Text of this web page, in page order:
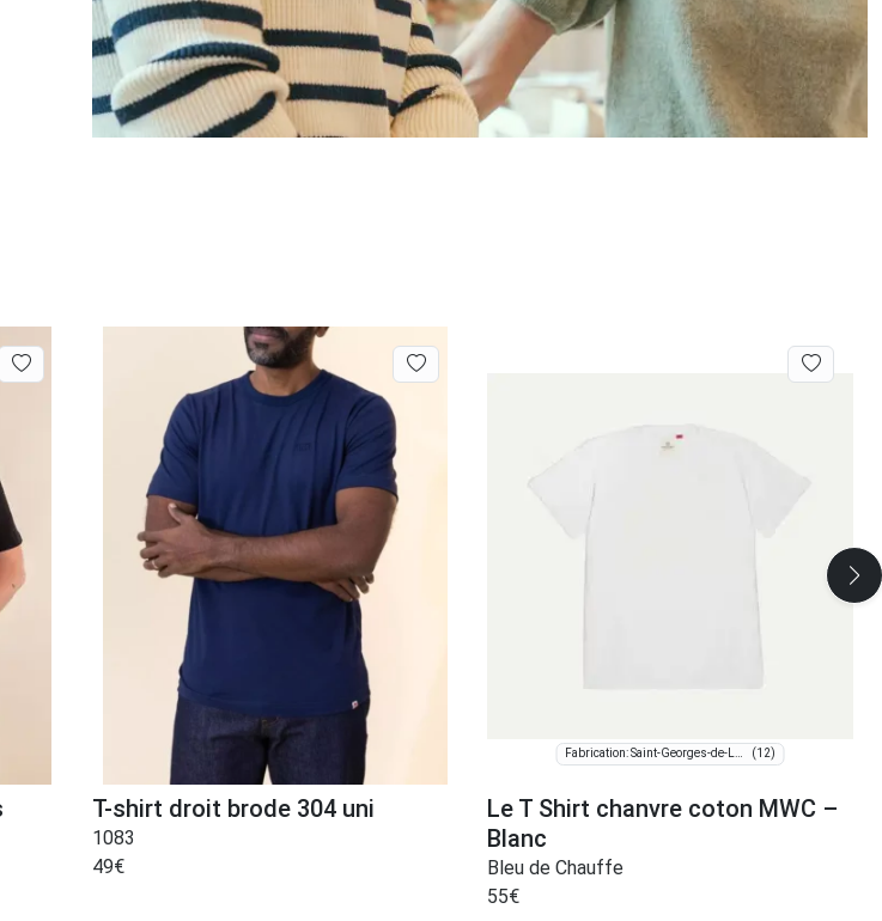
T-shirt droit brode 304 uni
1083
49€
Fabrication: Saint-Georges-de-Luzençon (12)
Le T Shirt chanvre coton MWC –
Blanc
Bleu de Chauffe
55€